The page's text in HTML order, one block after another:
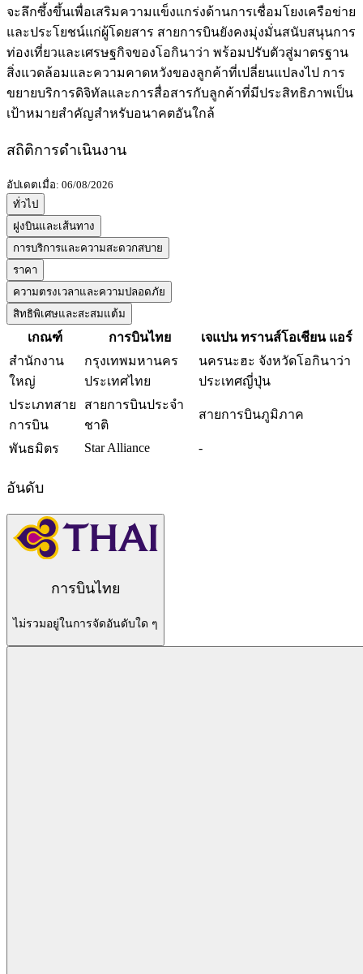
จะลึกซึ้งขึ้นเพื่อเสริมความแข็งแกร่งด้านการเชื่อมโยงเครือข่าย
และประโยชน์แก่ผู้โดยสาร สายการบินยังคงมุ่งมั่นสนับสนุนการ
ท่องเที่ยวและเศรษฐกิจของโอกินาว่า พร้อมปรับตัวสู่มาตรฐาน
สิ่งแวดล้อมและความคาดหวังของลูกค้าที่เปลี่ยนแปลงไป การ
ขยายบริการดิจิทัลและการสื่อสารกับลูกค้าที่มีประสิทธิภาพเป็น
เป้าหมายสำคัญสำหรับอนาคตอันใกล้
สถิติการดำเนินงาน
อัปเดตเมื่อ: 06/08/2026
ทั่วไป
ฝูงบินและเส้นทาง
การบริการและความสะดวกสบาย
ราคา
ความตรงเวลาและความปลอดภัย
สิทธิพิเศษและสะสมแต้ม
เกณฑ์ การบินไทย
เจแปน ทรานส์โอเชียน แอร์
สำนักงาน
ใหญ่
กรุงเทพมหานคร
ประเทศไทย
นครนะฮะ จังหวัดโอกินาว่า
ประเทศญี่ปุ่น
ประเภทสาย
การบิน
สายการบินประจำ
ชาติ
สายการบินภูมิภาค
พันธมิตร Star Alliance -
อันดับ
การบินไทย
ไม่รวมอยู่ในการจัดอันดับใด ๆ